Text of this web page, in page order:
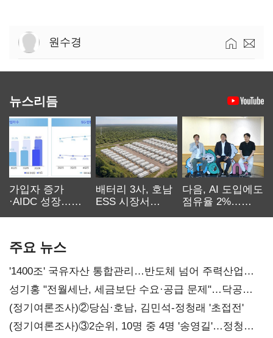
원수경
뉴스리듬
가입자 증가
·AIDC 성장…
배터리 3사, 호남
ESS 시장서
다음, AI 도입에도
점유율 2%…
주요 뉴스
'1400조' 국유자산 통합관리…반도체 넘어 주력산업
구조혁신
성기홍 "전월세난, 세금보단 수요·공급 문제"…닥공
시사
(정기여론조사)②당심·호남, 김민석-정청래 '초접전'
(정기여론조사)③2순위, 10명 중 4명 '송영길'…정청래